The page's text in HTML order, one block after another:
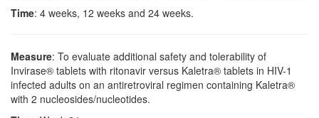
Time: 4 weeks, 12 weeks and 24 weeks.
Measure: To evaluate additional safety and tolerability of
Invirase® tablets with ritonavir versus Kaletra® tablets in HIV-1
infected adults on an antiretroviral regimen containing Kaletra®
with 2 nucleosides/nucleotides.